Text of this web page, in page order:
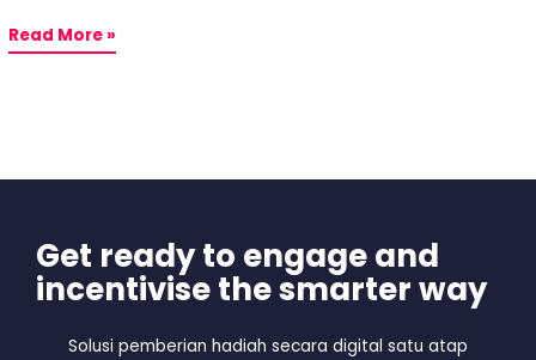
Read More »
Get ready to engage and
incentivise the smarter way
Solusi pemberian hadiah secara digital satu atap